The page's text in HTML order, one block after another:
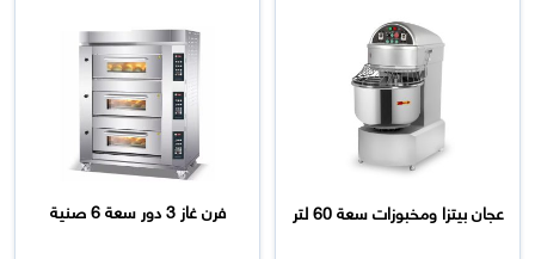
عجان بيتزا ومخبوزات سعة 60 لتر فرن غاز 3 دور سعة 6 صنية